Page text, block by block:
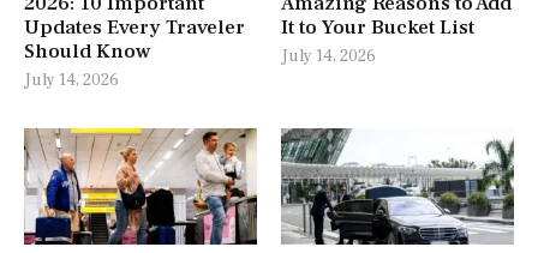
Updates Every Traveler
Should Know
July 14, 2026
It to Your Bucket List
July 14, 2026